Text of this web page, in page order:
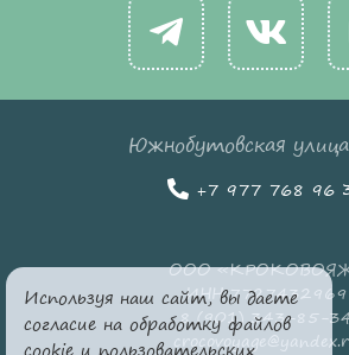
Южнобутовская
+7 977 768 96
ООО
ИНН 7727432969
8 (901) 343-85-
Используя наш сайт, вы даете
согласие на обработку файлов